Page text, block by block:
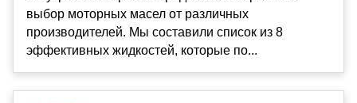
выбор моторных масел от различных
производителей. Мы составили список из 8
эффективных жидкостей, которые по...